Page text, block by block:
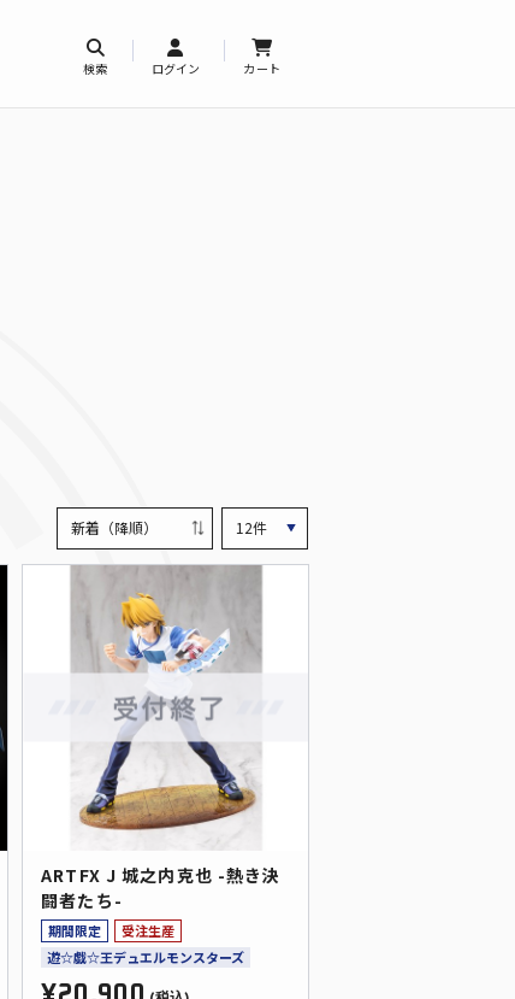
検索 ログイン カート
ARTFX J 城之内克也 -熱き決
闘者たち-
期間限定
受注生産
遊☆戯☆王デュエルモンスターズ